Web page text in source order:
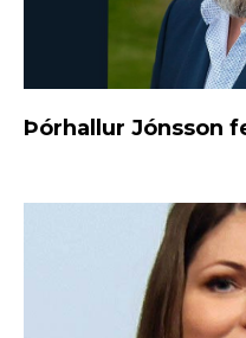
Þórhallur Jónsson